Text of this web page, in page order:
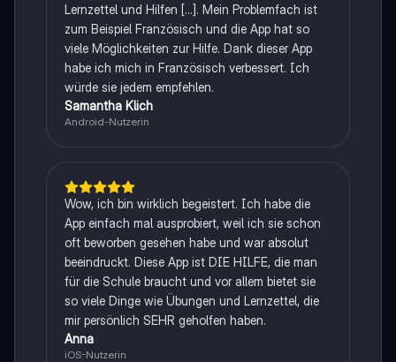
Lernzettel und Hilfen [...]. Mein Problemfach ist
zum Beispiel Französisch und die App hat so
viele Möglichkeiten zur Hilfe. Dank dieser App
habe ich mich in Französisch verbessert. Ich
würde sie jedem empfehlen.
Samantha Klich
Android-Nutzerin
Wow, ich bin wirklich begeistert. Ich habe die
App einfach mal ausprobiert, weil ich sie schon
oft beworben gesehen habe und war absolut
beeindruckt. Diese App ist DIE HILFE, die man
für die Schule braucht und vor allem bietet sie
so viele Dinge wie Übungen und Lernzettel, die
mir persönlich SEHR geholfen haben.
Anna
iOS-Nutzerin